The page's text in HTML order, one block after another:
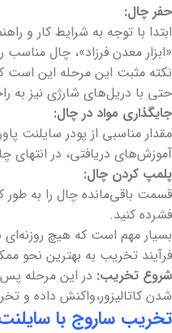
حفر چال:
ابتدا با توجه به شرایط کار و
«ابزار معدن فرزاد»، چال مناسب
نکته مثبت این مرحله این است
حتی با دریل‌های شارژی نیز به
جایگذاری مواد در چال:
مقدار مناسبی از پودر سایلنت
آموزش‌های دریافتی، در انتهای
پلمپ کردن چال:
قسمت باقی‌مانده چال را به
فشرده کنید.
بسیار مهم است که هیچ روزنه‌ای
فرآیند تخریب به بهترین نحو
شروع تخریب: در این مرحله پس
شدن کاتالیزور،واکنش داده و
تخریب ساروج با سایلنت